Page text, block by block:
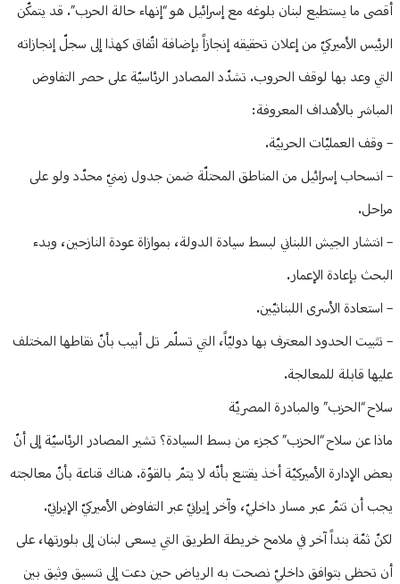
أقصى ما يستطيع لبنان بلوغه مع إسرائيل هو “إنهاء حالة الحرب”. قد يتمكّن
الرئيس الأميركيّ من إعلان تحقيقه إنجازاً بإضافة اتّفاق كهذا إلى سجلّ إنجازاته
التي وعد بها لوقف الحروب. تشدّد المصادر الرئاسيّة على حصر التفاوض
المباشر بالأهداف المعروفة:
– وقف العمليّات الحربيّة.
– انسحاب إسرائيل من المناطق المحتلّة ضمن جدول زمنيّ محدّد ولو على
مراحل.
– انتشار الجيش اللبناني لبسط سيادة الدولة، بموازاة عودة النازحين، وبدء
البحث بإعادة الإعمار.
– استعادة الأسرى اللبنانيّين.
– تثبيت الحدود المعترف بها دوليّاً، التي تسلّم تل أبيب بأنّ نقاطها المختلف
عليها قابلة للمعالجة.
سلاح “الحزب” والمبادرة المصريّة
ماذا عن سلاح “الحزب” كجزء من بسط السيادة؟ تشير المصادر الرئاسيّة إلى أنّ
بعض الإدارة الأميركيّة أخذ يقتنع بأنّه لا يتمّ بالقوّة. هناك قناعة بأنّ معالجته
يجب أن تتمّ عبر مسار داخليّ، وآخر إيرانيّ عبر التفاوض الأميركيّ الإيرانيّ.
لكنّ ثمّة بنداً آخر في ملامح خريطة الطريق التي يسعى لبنان إلى بلورتها، على
أن تحظى بتوافق داخليّ نصحت به الرياض حين دعت إلى تنسيق وثيق بين